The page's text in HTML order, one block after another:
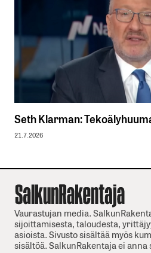
Seth Klarman:
21.7.2026
Vaurastujan media.
sijoittamisesta, taloudesta,
asioista. Sivusto sisältää myös
sisältöä. SalkunRakentaja ei